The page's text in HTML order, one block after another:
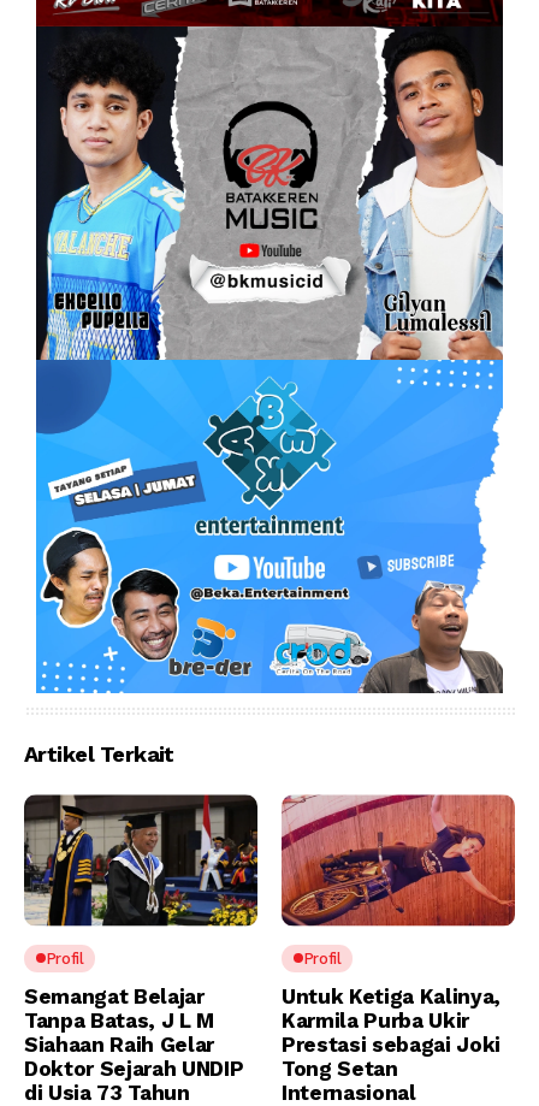
Artikel Terkait
Profil
Semangat Belajar
Tanpa Batas, J L M
Siahaan Raih Gelar
Doktor Sejarah UNDIP
di Usia 73 Tahun
Profil
Untuk Ketiga Kalinya,
Karmila Purba Ukir
Prestasi sebagai Joki
Tong Setan
Internasional